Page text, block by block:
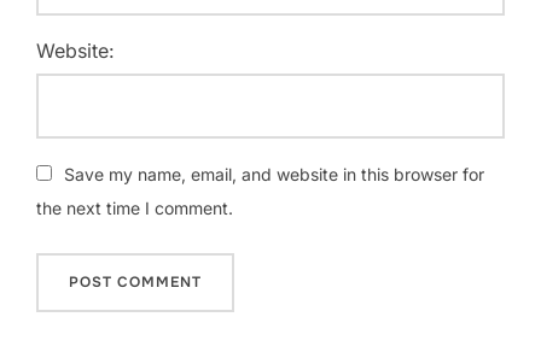
Website:
Save my name, email, and website in this browser for
the next time I comment.